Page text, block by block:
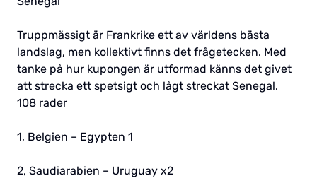
Truppmässigt är Frankrike ett av världens bästa
landslag, men kollektivt finns det frågetecken. Med
tanke på hur kupongen är utformad känns det givet
att strecka ett spetsigt och lågt streckat Senegal.
108 rader
1, Belgien – Egypten 1
2, Saudiarabien – Uruguay x2